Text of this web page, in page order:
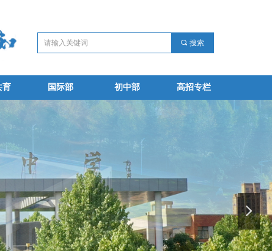
끠 搜索
育
育
国际部
国际部
初中部
初中部
高招专栏
高招专栏
넲